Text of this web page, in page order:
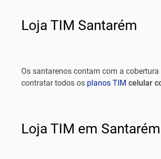
Loja TIM Santarém
Os santarenos contam com a
contratar todos os planos TIM celular
Loja TIM em Santarém